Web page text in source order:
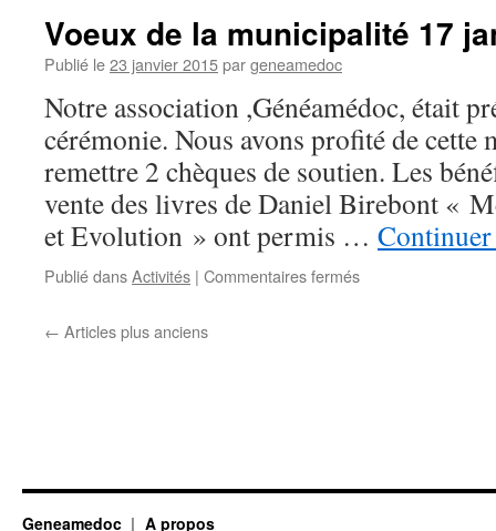
le
2015
Voeux de la municipalité 17
Publié le23 janvier 2015pargeneamedoc
Notre association ,Généamédoc, était
cérémonie. Nous avons profité de cette
remettre 2 chèques de soutien. Les
vente des livres de Daniel Birebont «
et Evolution » ont permis …
Publié dansActivités | Commentaires ferméssur
← Articles plus anciens
Geneamedoc A propos